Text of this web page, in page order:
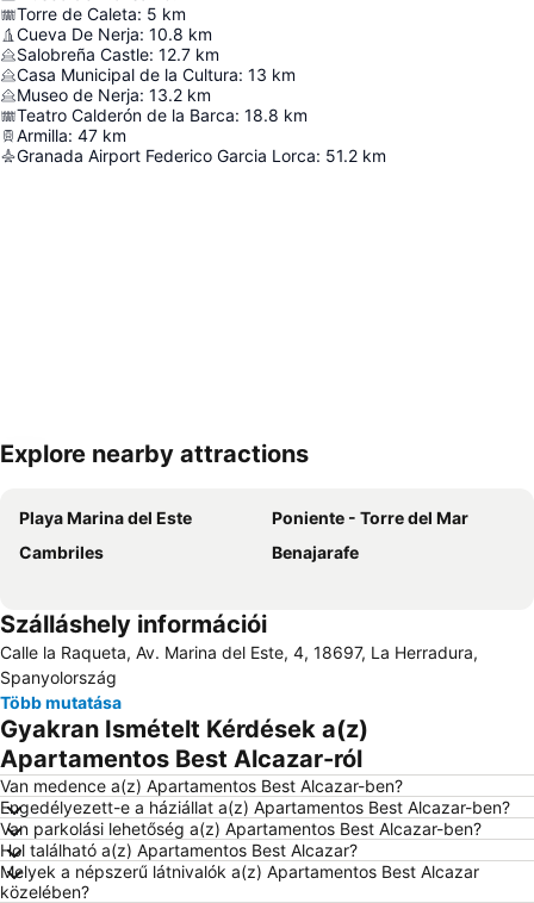
Torre de Caleta: 5 km
Cueva De Nerja: 10.8 km
Salobreña Castle: 12.7 km
Casa Municipal de la Cultura: 13 km
Museo de Nerja: 13.2 km
Teatro Calderón de la Barca: 18.8 km
Armilla: 47 km
Granada Airport Federico Garcia Lorca: 51.2 km
Nagy méretű térkép
Explore nearby attractions
Playa Marina del Este
Poniente - Torre del Mar
Cambriles
Benajarafe
Szálláshely információi
Calle la Raqueta, Av. Marina del Este, 4, 18697, La Herradura,
Spanyolország
Több mutatása
Gyakran Ismételt Kérdések a(z)
Apartamentos Best Alcazar-ról
Van medence a(z) Apartamentos Best Alcazar-ben?
Engedélyezett-e a háziállat a(z) Apartamentos Best Alcazar-ben?
Van parkolási lehetőség a(z) Apartamentos Best Alcazar-ben?
Hol található a(z) Apartamentos Best Alcazar?
Melyek a népszerű látnivalók a(z) Apartamentos Best Alcazar
közelében?